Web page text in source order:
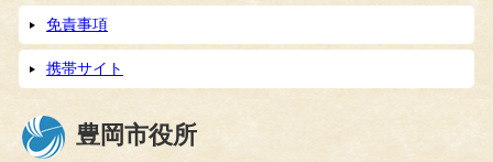
免責事項
携帯サイト
豊岡市役所